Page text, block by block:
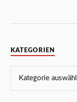
KATEGORIEN